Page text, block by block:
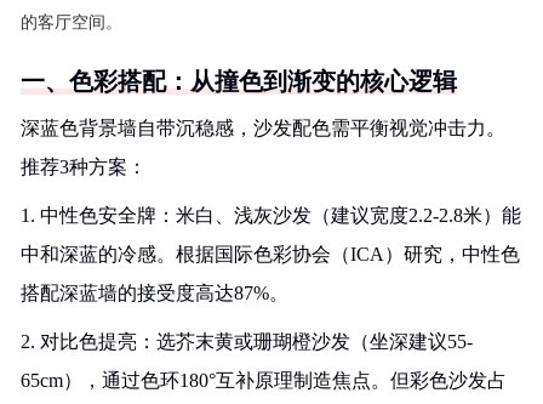
的客厅空间。
一、色彩搭配：从撞色到渐变的核心逻辑
深蓝色背景墙自带沉稳感，沙发配色需平衡视觉冲击力。
推荐3种方案：
1. 中性色安全牌：米白、浅灰沙发（建议宽度2.2-2.8米）能
中和深蓝的冷感。根据国际色彩协会（ICA）研究，中性色
搭配深蓝墙的接受度高达87%。
2. 对比色提亮：选芥末黄或珊瑚橙沙发（坐深建议55-
65cm），通过色环180°互补原理制造焦点。但彩色沙发占